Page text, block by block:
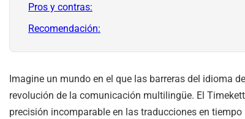
Pros y contras:
Recomendación:
Imagine un mundo en el que las barreras del idioma
revolución de la comunicación multilingüe. El
precisión incomparable en las traducciones en